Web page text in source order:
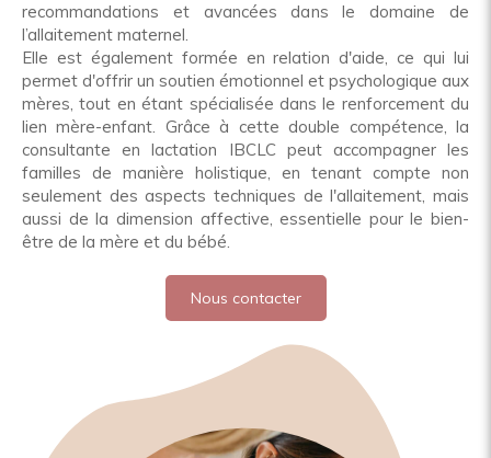
recommandations et avancées dans le domaine de
l’allaitement maternel.
Elle est également formée en relation d'aide, ce qui lui
permet d'offrir un soutien émotionnel et psychologique aux
mères, tout en étant spécialisée dans le renforcement du
lien mère-enfant. Grâce à cette double compétence, la
consultante en lactation IBCLC peut accompagner les
familles de manière holistique, en tenant compte non
seulement des aspects techniques de l'allaitement, mais
aussi de la dimension affective, essentielle pour le bien-
être de la mère et du bébé.
Nous contacter